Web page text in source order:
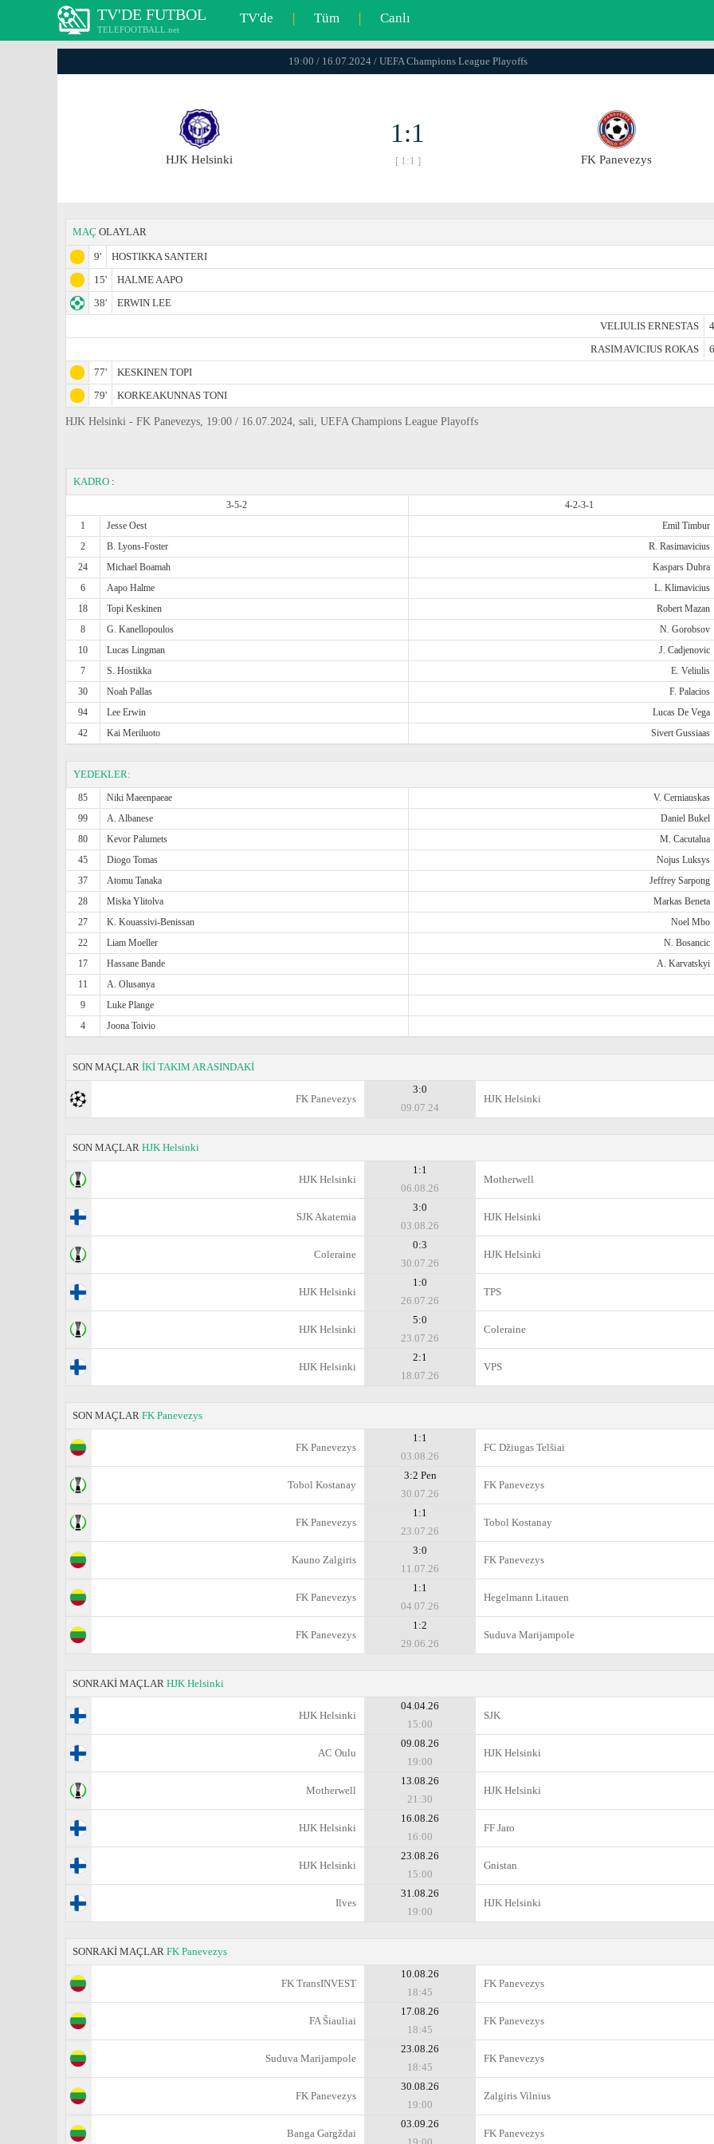
TV'DE FUTBOL
TELEFOOTBALL.net
TV'de | Tüm | Canlı
19:00 / 16.07.2024 / UEFA Champions League Playoffs
HJK Helsinki
1:1
[ 1:1 ] FK Panevezys
MAÇ OLAYLAR
9'
HOSTIKKA SANTERI
15'
HALME AAPO
38'
ERWIN LEE
VELIULIS ERNESTAS
RASIMAVICIUS ROKAS
77'
KESKINEN TOPI
79'
KORKEAKUNNAS TONI
HJK Helsinki - FK Panevezys, 19:00 / 16.07.2024, sali, UEFA Champions League Playoffs
KADRO :
3-5-2
4-2-3-1
1
Jesse Oest Emil Timbur
2
B. Lyons-Foster R. Rasimavicius
24
Michael Boamah Kaspars Dubra
6
Aapo Halme L. Klimavicius
18
Topi Keskinen Robert Mazan
8
G. Kanellopoulos N. Gorobsov
10
Lucas Lingman J. Cadjenovic
7
S. Hostikka E. Veliulis
30
Noah Pallas F. Palacios
94
Lee Erwin Lucas De Vega
42
Kai Meriluoto Sivert Gussiaas
YEDEKLER:
85 Niki Maeenpaeae V. Cerniauskas
99
A. Albanese Daniel Bukel
80
Kevor Palumets M. Cacutalua
45
Diogo Tomas Nojus Luksys
37
Atomu Tanaka Jeffrey Sarpong
28
Miska Ylitolva Markas Beneta
27
K. Kouassivi-Benissan Noel Mbo
22
Liam Moeller N. Bosancic
17
Hassane Bande A. Karvatskyi
11
A. Olusanya
9
Luke Plange
4
Joona Toivio
SON MAÇLAR İKİ TAKIM ARASINDAKİ
FK Panevezys
3:0
09.07.24
HJK Helsinki
SON MAÇLAR HJK Helsinki
HJK Helsinki
1:1
06.08.26
Motherwell
SJK Akatemia
3:0
03.08.26
HJK Helsinki
Coleraine
0:3
30.07.26
HJK Helsinki
HJK Helsinki
1:0
26.07.26
TPS
HJK Helsinki
5:0
23.07.26
Coleraine
HJK Helsinki
2:1
18.07.26
VPS
SON MAÇLAR FK Panevezys
FK Panevezys
1:1
03.08.26
FC Džiugas Telšiai
Tobol Kostanay
3:2 Pen
30.07.26
FK Panevezys
FK Panevezys
1:1
23.07.26
Tobol Kostanay
Kauno Zalgiris
3:0
11.07.26
FK Panevezys
FK Panevezys
1:1
04.07.26
Hegelmann Litauen
FK Panevezys
1:2
29.06.26
Suduva Marijampole
SONRAKİ MAÇLAR HJK Helsinki
HJK Helsinki
04.04.26
15:00
SJK
AC Oulu
09.08.26
19:00
HJK Helsinki
Motherwell
13.08.26
21:30
HJK Helsinki
HJK Helsinki
16.08.26
16:00
FF Jaro
HJK Helsinki
23.08.26
15:00
Gnistan
Ilves
31.08.26
19:00
HJK Helsinki
SONRAKİ MAÇLAR FK Panevezys
FK TransINVEST
10.08.26
18:45
FK Panevezys
FA Šiauliai
17.08.26
18:45
FK Panevezys
Suduva Marijampole
23.08.26
18:45
FK Panevezys
FK Panevezys
30.08.26
19:00
Zalgiris Vilnius
Banga Gargždai
03.09.26
FK Panevezys